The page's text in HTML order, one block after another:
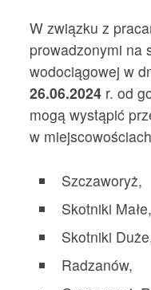
W związku z
prowadzonymi na
wodociągowej w
26.06.2024 r. od
mogą wystąpić
w
Szczaworyż,
Skotniki Małe,
Skotniki
Radzanów,